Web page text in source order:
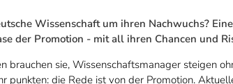
Wissenschaft um ihren Nachwuchs?
der Promotion - mit all ihren Chancen und
brauchen sie, Wissenschaftsmanager steigen
punkten: die Rede ist von der Promotion.